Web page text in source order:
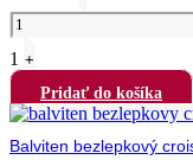
1 +
Pridať do košíka
Balviten bezlepkový